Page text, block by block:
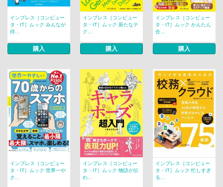
インプレス［コンピュー
タ・IT］ムック みんなが
待...
購入
インプレス［コンピュー
タ・IT］ムック 新たなテ
ク...
購入
インプレス［コンピュー
タ・IT］ムック かんたん
合...
購入
インプレス［コンピュー
タ・IT］ムック 世界一や
さ...
インプレス［コンピュー
タ・IT］ムック 物語が伝
わ...
インプレス［コンピュー
タ・IT］ムック 忙しすぎ
る...